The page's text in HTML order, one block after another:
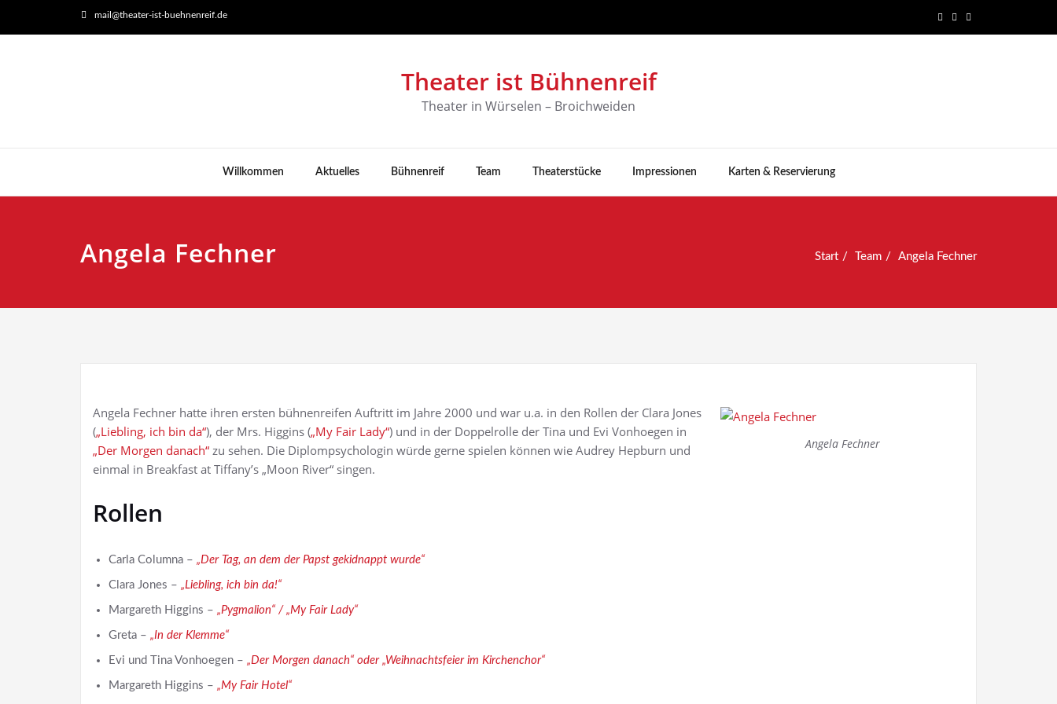
mail@theater-ist-buehnenreif.de
Theater ist Bühnenreif
Theater in Würselen – Broichweiden
Willkommen Aktuelles Bühnenreif Team Theaterstücke Impressionen Karten & Reservierung
Angela Fechner Start Team Angela Fechner
Angela Fechner
Angela Fechner hatte ihren ersten bühnenreifen Auftritt im Jahre 2000 und war u.a. in den Rollen der Clara Jones
(„Liebling, ich bin da“), der Mrs. Higgins („My Fair Lady“) und in der Doppelrolle der Tina und Evi Vonhoegen in
„Der Morgen danach“ zu sehen. Die Diplompsychologin würde gerne spielen können wie Audrey Hepburn und
einmal in Breakfast at Tiffany’s „Moon River“ singen.
Rollen
Carla Columna – „Der Tag, an dem der Papst gekidnappt wurde“
Clara Jones – „Liebling, ich bin da!“
Margareth Higgins – „Pygmalion“ / „My Fair Lady“
Greta – „In der Klemme“
Evi und Tina Vonhoegen – „Der Morgen danach“ oder „Weihnachtsfeier im Kirchenchor“
Margareth Higgins – „My Fair Hotel“